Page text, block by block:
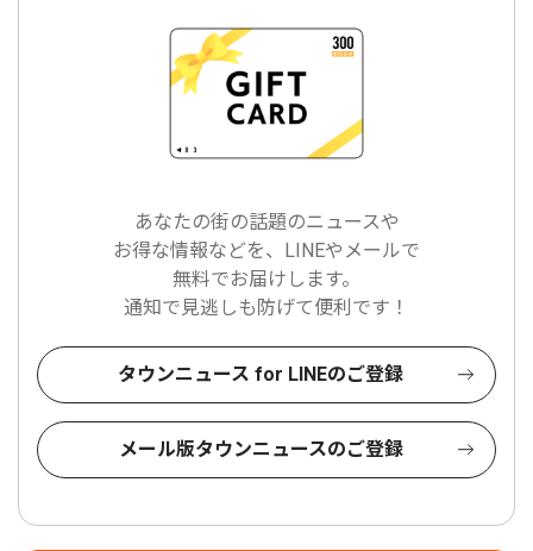
あなたの街の話題のニュースや
お得な情報などを、LINEやメールで
無料でお届けします。
通知で見逃しも防げて便利です！
タウンニュース for LINEのご登録
メール版タウンニュースのご登録